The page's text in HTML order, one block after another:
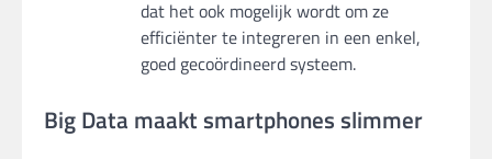
dat het ook mogelijk wordt om ze
efficiënter te integreren in een enkel,
goed gecoördineerd systeem.
Big Data maakt smartphones slimmer